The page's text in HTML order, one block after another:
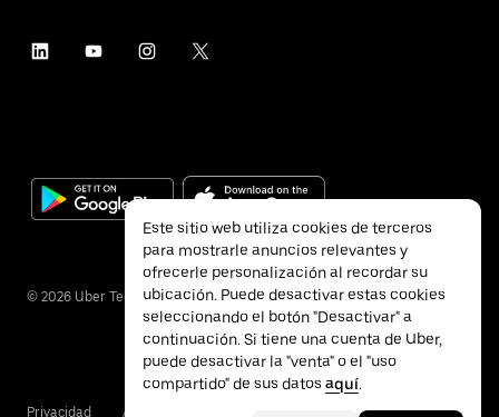
© 2026 Uber Technologies Inc.
Privacidad Accesibilidad
Este sitio web utiliza cookies de terceros
para mostrarle anuncios relevantes y
ofrecerle personalización al recordar su
ubicación. Puede desactivar estas cookies
seleccionando el botón "Desactivar" a
continuación. Si tiene una cuenta de Uber,
puede desactivar la "venta" o el "uso
compartido" de sus datos aquí.